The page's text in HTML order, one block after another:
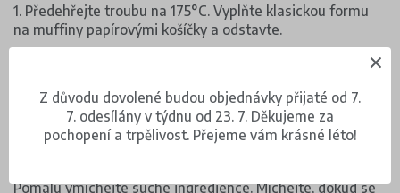
1. Předehřejte troubu na 175°C. Vyplňte klasickou formu
na muffiny papírovými košíčky a odstavte.
3. Oloupejte banány a rozmačkejte je vidličkou. Dejte
rozmačkané banány do velké mísy. Přidejte kokosový
Pomalu vmíchejte suché ingredience. Míchejte, dokud se
Z důvodu dovolené budou objednávky přijaté od 7.
7. odesílány v týdnu od 23. 7. Děkujeme za
pochopení a trpělivost. Přejeme vám krásné léto!